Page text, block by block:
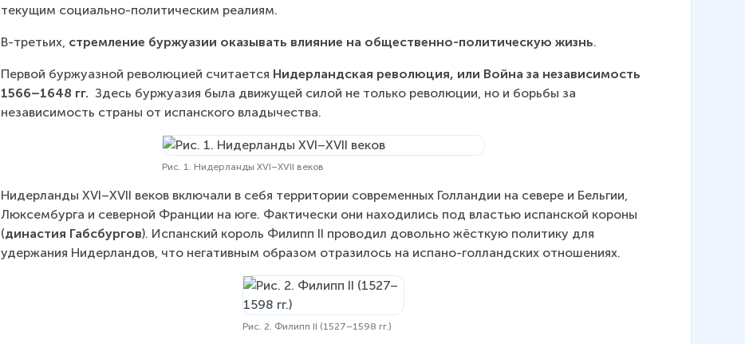
текущим социально-политическим реалиям.
В-третьих, стремление буржуазии оказывать влияние на общественно-политическую жизнь.
Первой буржуазной революцией считается Нидерландская революция, или Война за независимость
1566–1648 гг. Здесь буржуазия была движущей силой не только революции, но и борьбы за
независимость страны от испанского владычества.
Рис. 1. Нидерланды XVI–XVII веков
Нидерланды XVI–XVII веков включали в себя территории современных Голландии на севере и Бельгии,
Люксембурга и северной Франции на юге. Фактически они находились под властью испанской короны
(династия Габсбургов). Испанский король Филипп II проводил довольно жёсткую политику для
удержания Нидерландов, что негативным образом отразилось на испано-голландских отношениях.
Рис. 2. Филипп II (1527–1598 гг.)